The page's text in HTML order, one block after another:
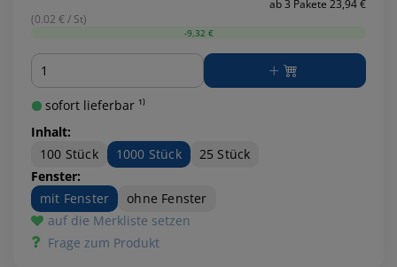
ab 3 Pakete 23,94 €
(0.02 € / St)
-9,32 €
Menge
sofort lieferbar ¹⁾
Inhalt:
100 Stück
1000 Stück
25 Stück
Fenster:
mit Fenster
ohne Fenster
auf die Merkliste setzen
Frage zum Produkt